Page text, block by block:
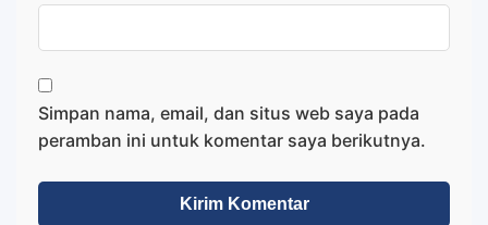
Simpan nama, email, dan situs web saya pada
peramban ini untuk komentar saya berikutnya.